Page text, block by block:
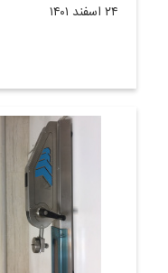
۲۴ اسفند ۱۴۰۱